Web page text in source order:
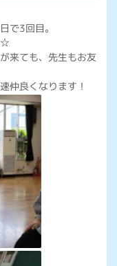
で3回目。
☆
来ても、先生もお友
仲良くなります！